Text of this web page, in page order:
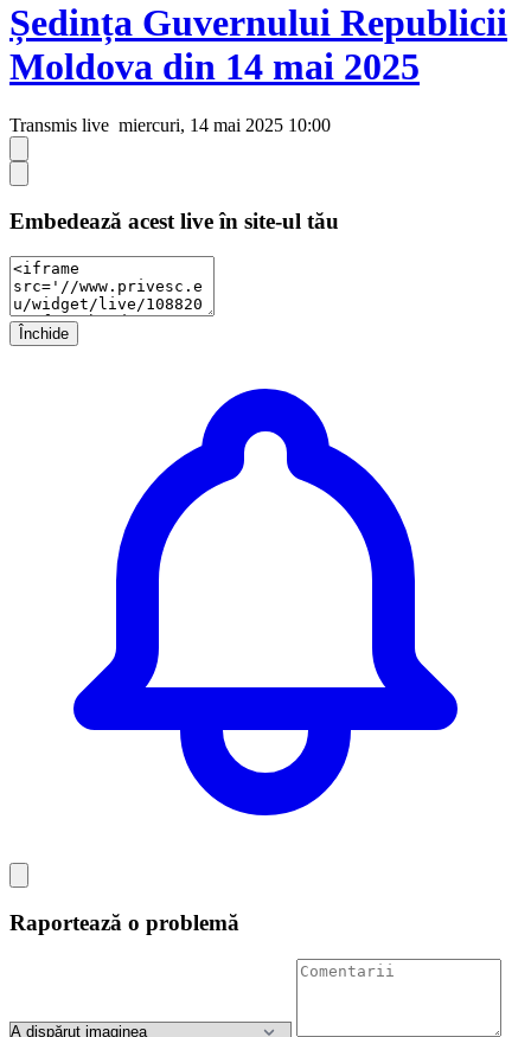
Ședința Guvernului Republicii
Moldova din 14 mai 2025
Transmis live miercuri, 14 mai 2025 10:00
Embedează acest live în site-ul tău
Închide
Raportează o problemă